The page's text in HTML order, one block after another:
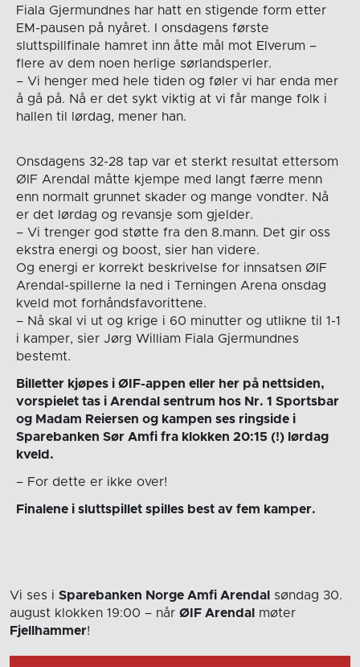
Fiala Gjermundnes har hatt en stigende form etter
EM-pausen på nyåret. I onsdagens første
sluttspillfinale hamret inn åtte mål mot Elverum –
flere av dem noen herlige sørlandsperler.
– Vi henger med hele tiden og føler vi har enda mer
å gå på. Nå er det sykt viktig at vi får mange folk i
hallen til lørdag, mener han.
Onsdagens 32-28 tap var et sterkt resultat ettersom
ØIF Arendal måtte kjempe med langt færre menn
enn normalt grunnet skader og mange vondter. Nå
er det lørdag og revansje som gjelder.
– Vi trenger god støtte fra den 8.mann. Det gir oss
ekstra energi og boost, sier han videre.
Og energi er korrekt beskrivelse for innsatsen ØIF
Arendal-spillerne la ned i Terningen Arena onsdag
kveld mot forhåndsfavorittene.
– Nå skal vi ut og krige i 60 minutter og utlikne til 1-1
i kamper, sier Jørg William Fiala Gjermundnes
bestemt.
Billetter kjøpes i ØIF-appen eller her på nettsiden,
vorspielet tas i Arendal sentrum hos Nr. 1 Sportsbar
og Madam Reiersen og kampen ses ringside i
Sparebanken Sør Amfi fra klokken 20:15 (!) lørdag
kveld.
– For dette er ikke over!
Finalene i sluttspillet spilles best av fem kamper.
Vi ses i Sparebanken Norge Amfi Arendal
søndag 30.
august klokken 19:00 – når ØIF Arendal
møter
Fjellhammer!